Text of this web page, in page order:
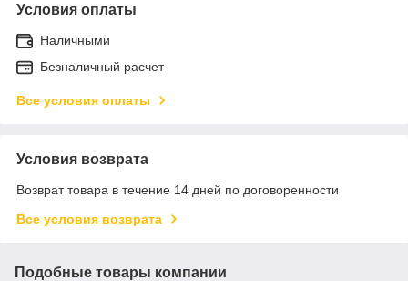
Условия оплаты
Наличными
Безналичный расчет
Все условия оплаты
Условия возврата
Возврат товара в течение 14 дней по договоренности
Все условия возврата
Подобные товары компании